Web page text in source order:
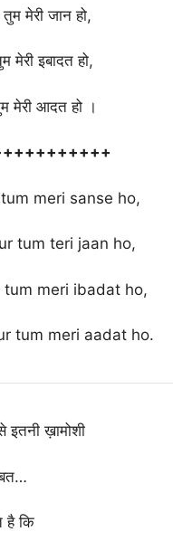
मेरी जान हो,
मेरी इबादत हो,
मेरी आदत हो ।
meri sanse ho,
tum teri jaan ho,
meri ibadat ho,
tum meri aadat ho.
ख़ामोशी
है कि